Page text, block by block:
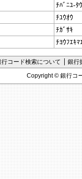
ﾁﾊﾞﾆﾕ-ﾀ
ﾁﾕｳｵｳ
ﾁｶﾞｻｷ
ﾁﾖｳﾌｴｷﾏ
行コード検索について
銀行
Copyright © 銀行コ